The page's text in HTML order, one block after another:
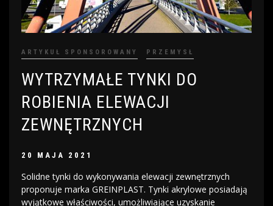
ARTYKUŁ SPONSOROWANY PRZEMYSŁ
WYTRZYMAŁE TYNKI DO
ROBIENIA ELEWACJI
ZEWNĘTRZNYCH
20 MAJA 2021
Solidne tynki do wykonywania elewacji zewnętrznych
proponuje marka GREINPLAST. Tynki akrylowe posiadają
wyjątkowe właściwości, umożliwiające uzyskanie